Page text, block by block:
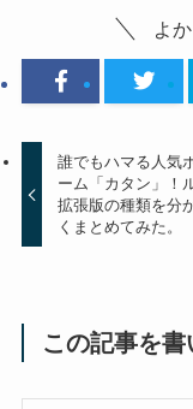
よ
誰でもハマる人気
ーム「カタン」！
拡張版の種類を分
くまとめてみた。
この記事を書